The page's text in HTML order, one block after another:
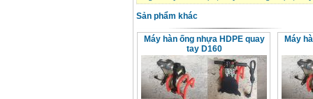
Sản phẩm khác
Máy hàn ống nhựa HDPE quay
tay D160
Máy